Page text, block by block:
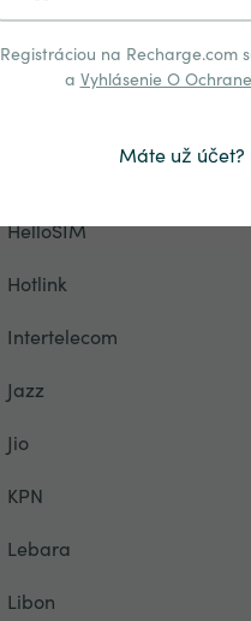
Registráciou na Recharge.com
a Vyhlásenie O
Máte už účet?
Georg
Globe
HelloSIM
Hotlink
Intertelecom
Jazz
Jio
KPN
Lebara
Libon